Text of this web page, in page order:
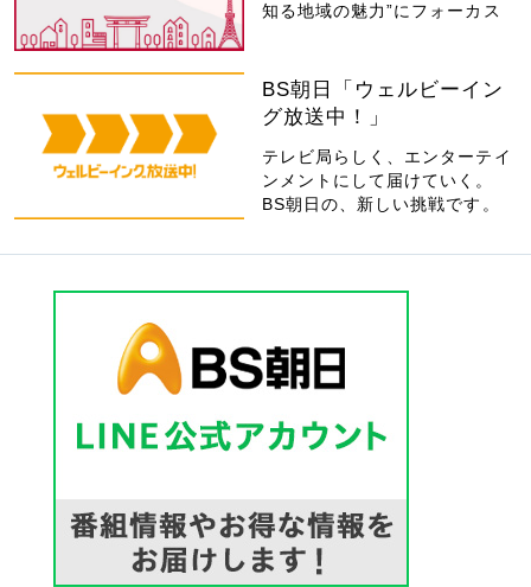
知る地域の魅力”にフォーカス
BS朝日「ウェルビーイン
グ放送中！」
テレビ局らしく、エンターテイ
ンメントにして届けていく。
BS朝日の、新しい挑戦です。